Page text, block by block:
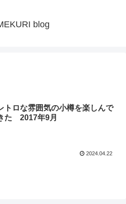
blog
トロな雰囲気の小樽を楽しんで
た 2017年9月
2024.04.22